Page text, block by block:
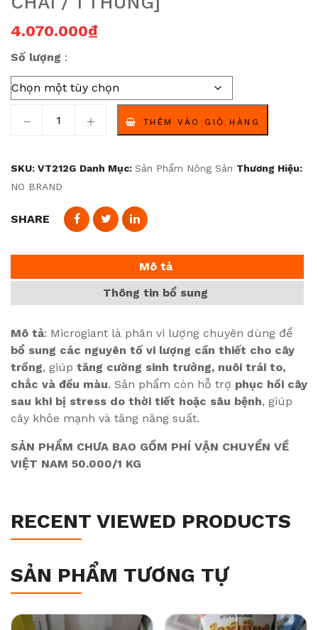
4.070.000₫
Số lượng
THÊM VÀO GIỎ HÀNG
SKU: VT212G Danh Mục: Sản Phẩm Nông Sản Thương Hiệu:
NO BRAND
SHARE
Mô tả
Thông tin bổ sung
Mô tả: Microgiant là phân vi lượng chuyên dùng để
bổ sung các nguyên tố vi lượng cần thiết cho cây
trồng, giúp tăng cường sinh trưởng, nuôi trái to,
chắc và đều màu. Sản phẩm còn hỗ trợ phục hồi cây
sau khi bị stress do thời tiết hoặc sâu bệnh, giúp
cây khỏe mạnh và tăng năng suất.
SẢN PHẨM CHƯA BAO GỒM PHÍ VẬN CHUYỂN VỀ
VIỆT NAM 50.000/1 KG
RECENT VIEWED PRODUCTS
SẢN PHẨM TƯƠNG TỰ